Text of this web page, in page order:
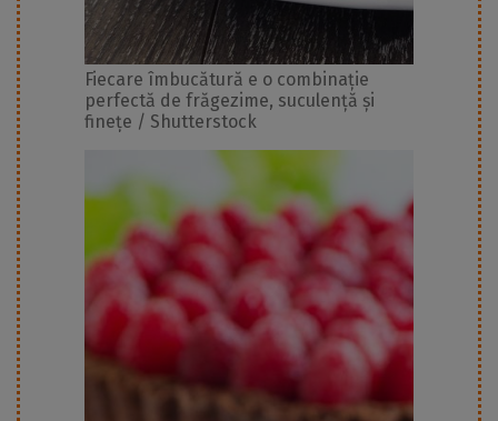
Fiecare îmbucătură e o combinație
perfectă de frăgezime, suculență și
finețe / Shutterstock